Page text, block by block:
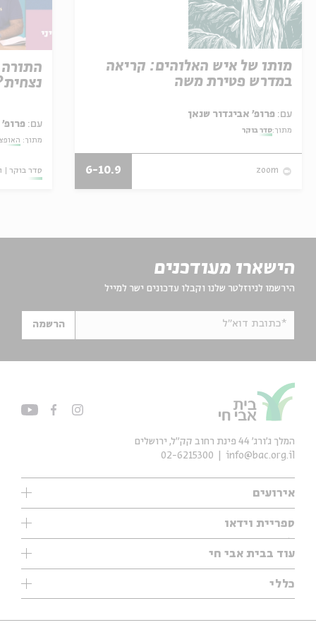
מותו של איש האלוהים: קריאה
במדרש פטירת משה
עם:
מתוך:סדר בוקר
zoom
6-10.9
עם: פרופ'
מתוך:
סדר בוקר
הישארו מעודכנים
הירשמו לניוזלטר שלנו וקבלו עדכונים ישר למייל
*כתובת דוא"ל הרשמה
אירועים
עיון
אנגלית
נוער
סדרות
ספריית וידאו
ילדים
מוזיקה
עיון
מיוחדים
עוד בבית אבי חי
תערוכות
מיוחדים
כללי
אודות
המלך ג'ורג' 44 פינת רחוב קק״ל, ירושלים
info@bac.org.il
02-6215300